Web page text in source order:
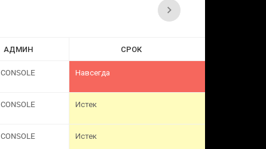
АДМИН СРОК
CONSOLE Навсегда
CONSOLE Истек
CONSOLE Истек